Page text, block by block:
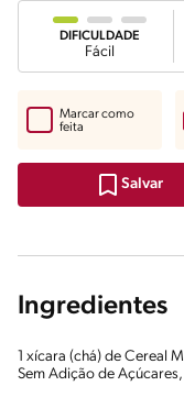
DIFICULDADE
Fácil
Salvar
Marcar como
feita
Ingredientes
1 xícara (chá) de Cereal
Sem Adição de